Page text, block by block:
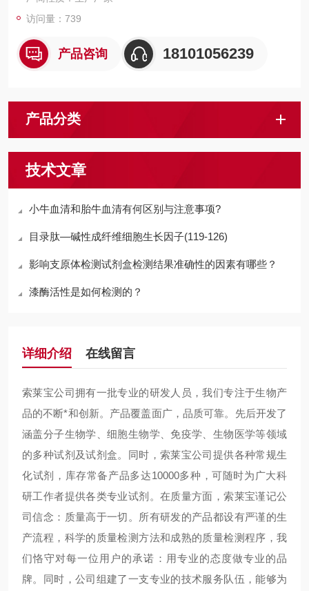
访问量：739
产品咨询 18101056239
产品分类
技术文章
小牛血清和胎牛血清有何区别与注意事项?
目录肽—碱性成纤维细胞生长因子(119-126)
影响支原体检测试剂盒检测结果准确性的因素有哪些？
漆酶活性是如何检测的？
详细介绍 在线留言
索莱宝公司拥有一批专业的研发人员，我们专注于生物产
品的不断*和创新。产品覆盖面广，品质可靠。先后开发了
涵盖分子生物学、细胞生物学、免疫学、生物医学等领域
的多种试剂及试剂盒。同时，索莱宝公司提供各种常规生
化试剂，库存常备产品多达10000多种，可随时为广大科
研工作者提供各类专业试剂。在质量方面，索莱宝谨记公
司信念：质量高于一切。所有研发的产品都设有严谨的生
产流程，科学的质量检测方法和成熟的质量检测程序，我
们恪守对每一位用户的承诺：用专业的态度做专业的品
牌。同时，公司组建了一支专业的技术服务队伍，能够为